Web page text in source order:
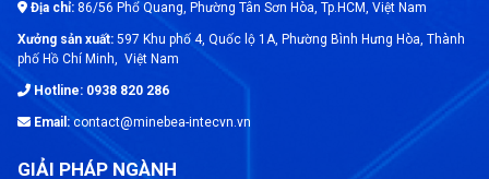
chuẩn được sử dụng để kiểm tra và đánh
giá chất lượng sản phẩm trong quá trình sản
xuất. Nó giúp phát hiện lỗi và sai sót trong
quá trình đóng gói và sản xuất.
Địa chỉ: 86/56 Phổ Quang, Phường Tân Sơn Hòa, Tp.HCM, Việt Nam
Xưởng sản xuất:597 Khu phố 4, Quốc lộ 1A, Phường Bình Hưng Hòa, Thành
phố Hồ Chí Minh, Việt Nam
Hotline: 0938 820 286
Email:contact@minebea-intecvn.vn
GIẢI PHÁP NGÀNH